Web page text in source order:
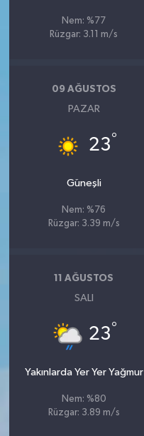
Nem: %77
Rüzgar: 3.11 m/s
09 AĞUSTOS
PAZAR
23°
Güneşli
Nem: %76
Rüzgar: 3.39 m/s
11 AĞUSTOS
SALI
23°
Yakınlarda Yer Yer Yağmur
Nem: %80
Rüzgar: 3.89 m/s